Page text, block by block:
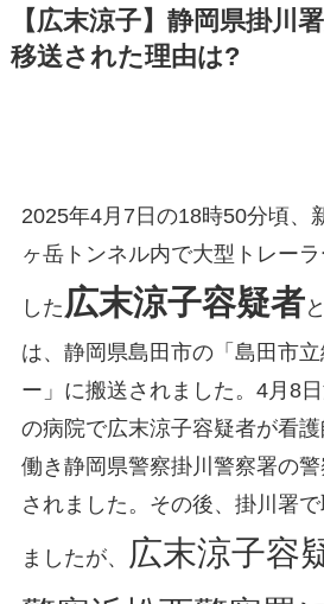
【広末涼子】静岡県掛川
移送された理由は?
2025年4月7日の18時50分頃、
ヶ岳トンネル内で大型トレー
した 広末涼子容疑者
は、静岡県島田市の「島田市
ー」に搬送されました。4月8
の病院で広末涼子容疑者が看
働き静岡県警察掛川警察署の
されました。その後、掛川署
ましたが、
広末涼子容